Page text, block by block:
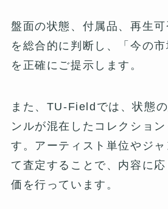
盤面の状態、付属品、再生
を総合的に判断し、「今の市
を正確にご提示します。
また、TU-Fieldでは、状態
ンルが混在したコレクショ
す。アーティスト単位やジ
て査定することで、内容に
価を行っています。